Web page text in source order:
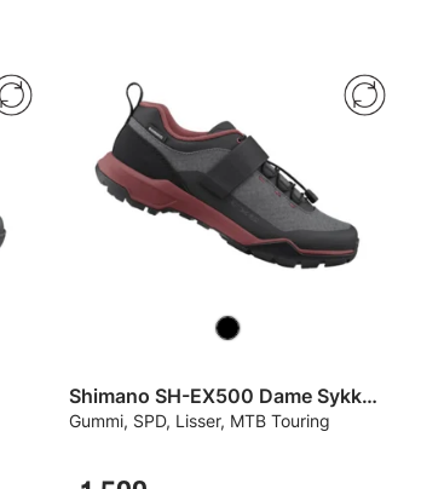
Shimano SH-EX500 Dame Sykkelsko
Gummi, SPD, Lisser, MTB Touring